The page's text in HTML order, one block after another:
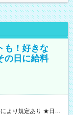
も！好きな
の日に給料